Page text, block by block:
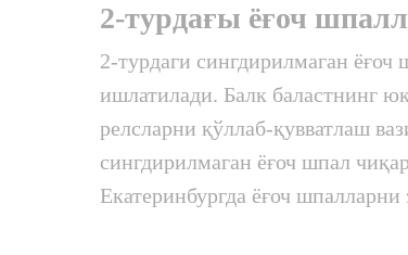
2-турдағы ёғоч
2-турдаги сингдирилмаган
ишлатилади. Балк баластнинг
релсларни қўллаб-қувватлаш
сингдирилмаган ёғоч шпал
Екатеринбургда ёғоч